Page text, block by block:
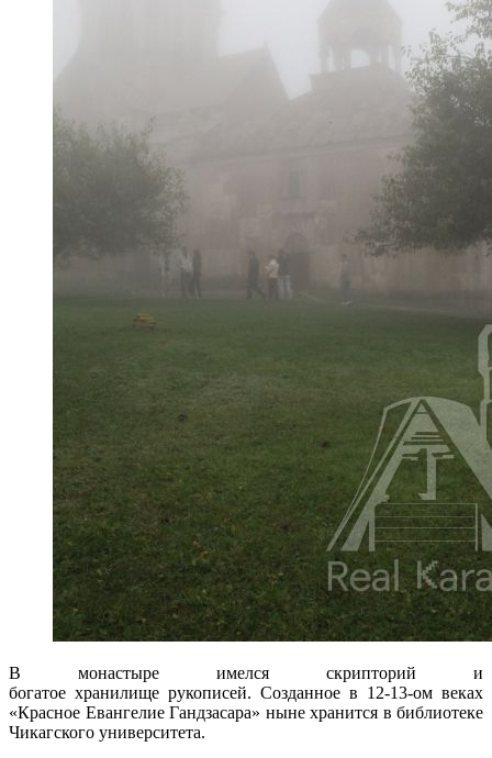
В монастыре имелся скрипторий и
богатое хранилище рукописей. Созданное в 12-13-ом веках
«Красное Евангелие Гандзасара» ныне хранится в библиотеке
Чикагского университета.